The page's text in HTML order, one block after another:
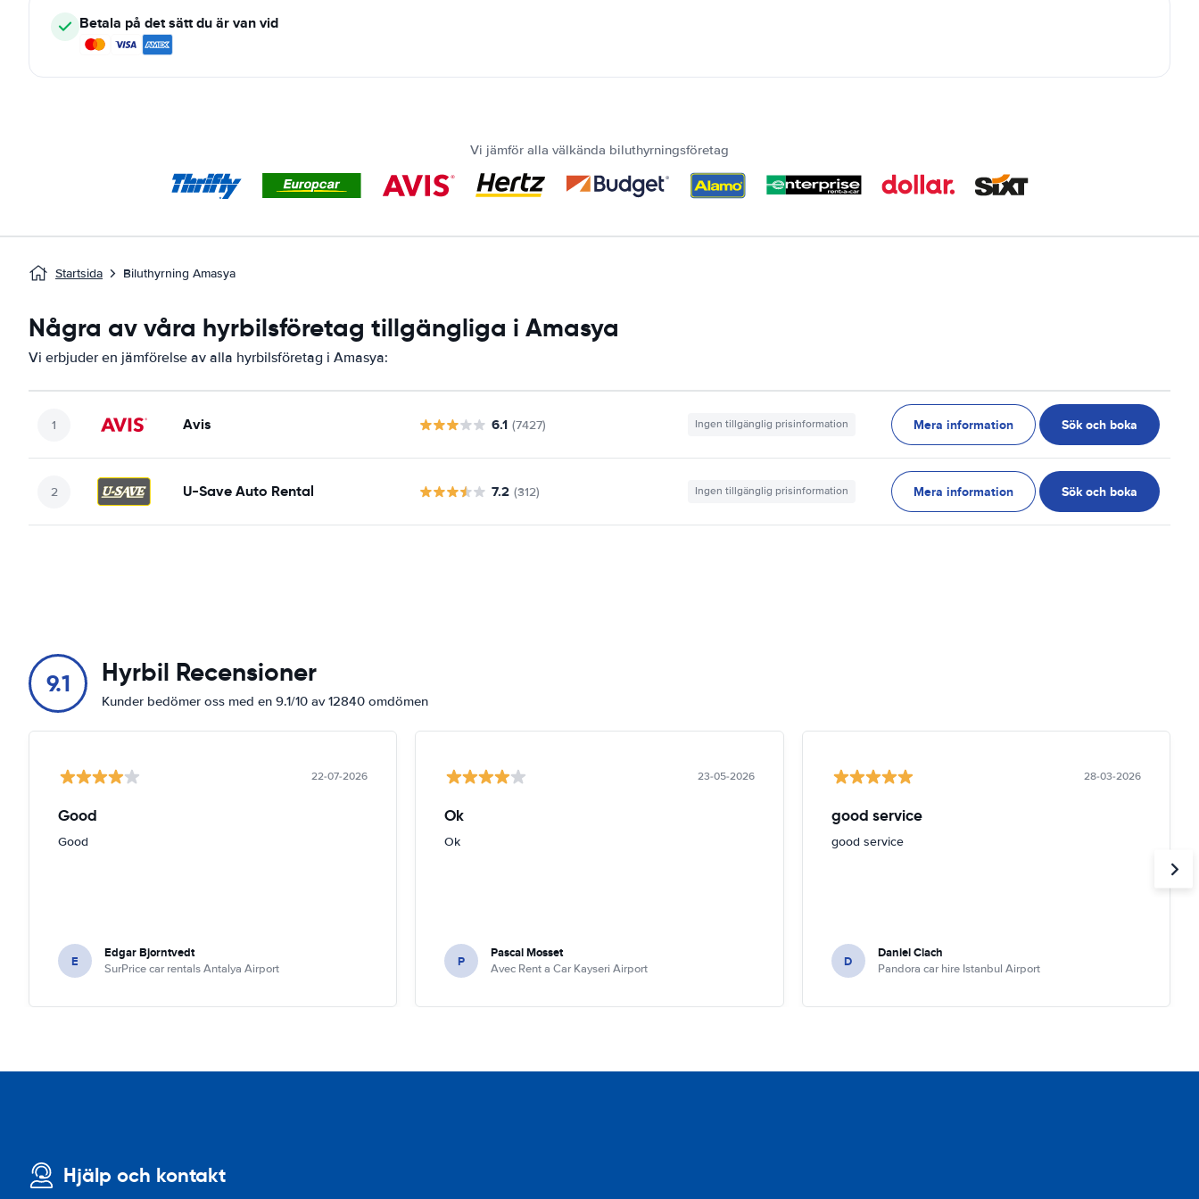
Betala på det sätt du är van vid
Vi jämför alla välkända biluthyrningsföretag
Startsida Biluthyrning Amasya
Några av våra hyrbilsföretag tillgängliga i Amasya
Vi erbjuder en jämförelse av alla hyrbilsföretag i Amasya:
Avis 6.1 (7427) Ingen tillgänglig prisinformation Mera information Sök och boka
U-Save Auto Rental 7.2 (312) Ingen tillgänglig prisinformation Mera information Sök och boka
9.1 Hyrbil Recensioner
Kunder bedömer oss med en 9.1/10 av 12840 omdömen
22-07-2026
Good
Good
E Edgar Bjorntvedt
SurPrice car rentals Antalya Airport
23-05-2026
Ok
Ok
P Pascal Mosset
Avec Rent a Car Kayseri Airport
28-03-2026
good service
good service
D Daniel Ciach
Pandora car hire Istanbul Airport
Hjälp och kontakt